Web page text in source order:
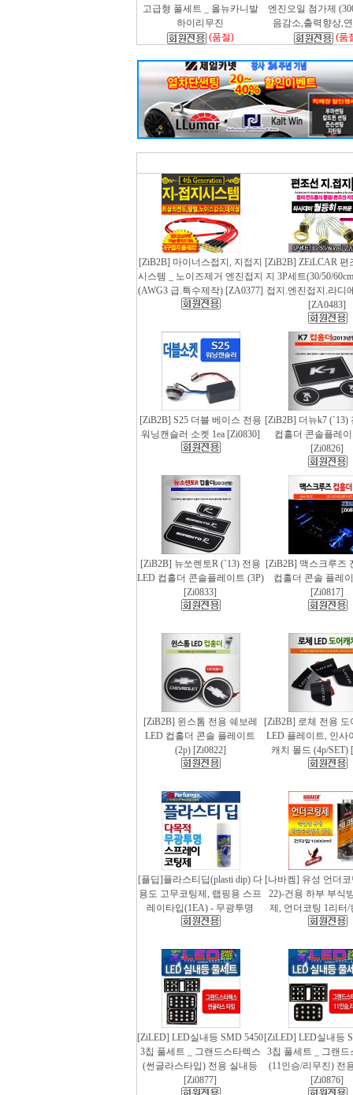
고급형 풀세트 _ 올뉴카니발
하이리무진
(품절)
엔진오일 첨가제
음감소,출력향상,
(품
[ZiB2B] 마이너스접지, 지접지
시스템 _ 노이즈제거 엔진접지
(AWG3 급.특수제작) [ZA0377]
[ZiB2B] ZEiLCAR 편
지 3P세트(30/50/
접지.엔진접지.라디
[ZA0483]
[ZiB2B] S25 더블 베이스 전용
워닝캔슬러 소켓 1ea [Zi0830]
[ZiB2B] 더뉴k7 (`13)
컵홀더 콘솔플레
[Zi0826]
[ZiB2B] 뉴쏘렌토R (`13) 전용
LED 컵홀더 콘솔플레이트 (3P)
[Zi0833]
[ZiB2B] 맥스크루즈
컵홀더 콘솔 플레
[Zi0817]
[ZiB2B] 윈스톰 전용 쉐보레
LED 컵홀더 콘솔 플레이트
(2p) [Zi0822]
[ZiB2B] 로체 전용 도
LED 플레이트, 인사
캐치 몰드 (4p/SET)
[플딥]플라스티딥(plasti dip) 다
용도 고무코팅제, 랩핑용 스프
레이타입(1EA) - 무광투명
[나바켐] 유성 언더
22)-건용 하부 부식
제, 언더코팅 1리터/
[ZiLED] LED실내등 SMD 5450
3칩 풀세트 _ 그랜드스타렉스
(썬글라스타입) 전용 실내등
[Zi0877]
[ZiLED] LED실내등
3칩 풀세트 _ 그랜드
(11인승/리무진) 전
[Zi0876]